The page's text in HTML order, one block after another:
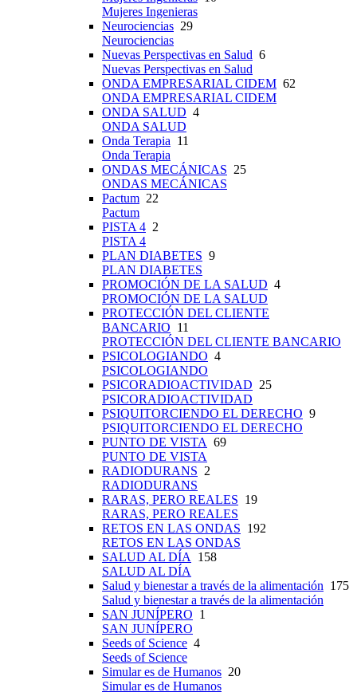
Mujeres Ingenieras
Neurociencias 29
Neurociencias
Nuevas Perspectivas en Salud 6
Nuevas Perspectivas en Salud
ONDA EMPRESARIAL CIDEM 62
ONDA EMPRESARIAL CIDEM
ONDA SALUD 4
ONDA SALUD
Onda Terapia 11
Onda Terapia
ONDAS MECÁNICAS 25
ONDAS MECÁNICAS
Pactum 22
Pactum
PISTA 4 2
PISTA 4
PLAN DIABETES 9
PLAN DIABETES
PROMOCIÓN DE LA SALUD 4
PROMOCIÓN DE LA SALUD
PROTECCIÓN DEL CLIENTE
BANCARIO 11
PROTECCIÓN DEL CLIENTE BANCARIO
PSICOLOGIANDO 4
PSICOLOGIANDO
PSICORADIOACTIVIDAD 25
PSICORADIOACTIVIDAD
PSIQUITORCIENDO EL DERECHO 9
PSIQUITORCIENDO EL DERECHO
PUNTO DE VISTA 69
PUNTO DE VISTA
RADIODURANS 2
RADIODURANS
RARAS, PERO REALES 19
RARAS, PERO REALES
RETOS EN LAS ONDAS 192
RETOS EN LAS ONDAS
SALUD AL DÍA
158
SALUD AL DÍA
Salud y bienestar a través de la alimentación 175
Salud y bienestar a través de la alimentación
SAN JUNÍPERO 1
SAN JUNÍPERO
Seeds of Science 4
Seeds of Science
Simular es de Humanos 20
Simular es de Humanos